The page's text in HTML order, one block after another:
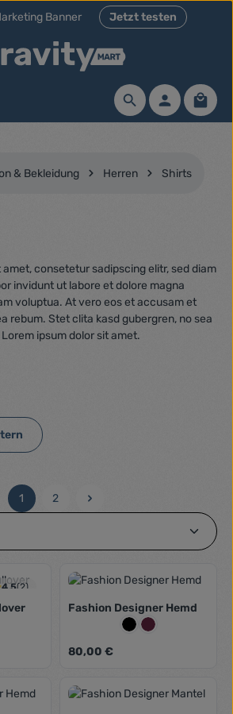
Banner Jetzt testen
& Bekleidung Herren Shirts
consetetur sadipscing elitr, sed diam
invidunt ut labore et dolore magna
voluptua. At vero eos et accusam et
rebum. Stet clita kasd gubergren, no sea
ipsum dolor sit amet.
Seite
1
Seite
2
4.5(2)
Fashion Designer Hemd
SchwarzWeinrot
Regulärer Preis:
80,00 €